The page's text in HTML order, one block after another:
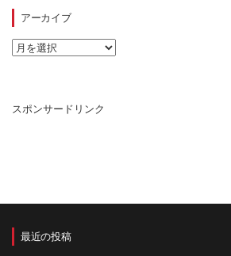
ー
アーカイブ
ア
ー
スポンサードリンク
最近の投稿